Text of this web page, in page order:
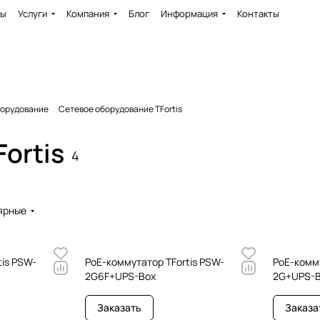
Услуги Компания Блог Информация Контакты
Сетевое оборудование TFortis
4
PSW-
РоЕ-коммутатор TFortis PSW-
2G6F+UPS-Box
Заказать
РоЕ-
2G+UPS-